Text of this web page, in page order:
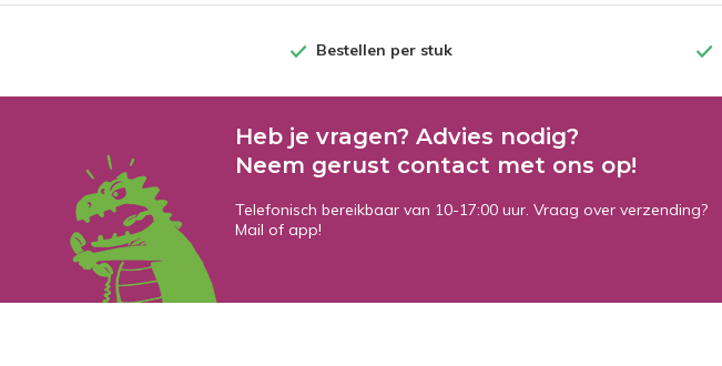
Bestellen per stuk
Heb je vragen? Advies nodig?
Neem gerust contact met ons op!
Telefonisch bereikbaar van 10-17:00 uur. Vraag over verzending?
Mail of app!